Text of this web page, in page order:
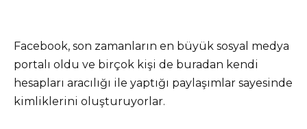
Facebook, son zamanların en büyük sosyal medya
portalı oldu ve birçok kişi de buradan kendi
hesapları aracılığı ile yaptığı paylaşımlar sayesinde
kimliklerini oluşturuyorlar.